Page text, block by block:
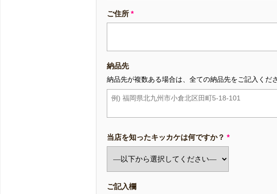
ご住所*
納品先
納品先が複数ある場合は、全ての納品先をご記入くださ
当店を知ったキッカケは何ですか？ *
ご記入欄